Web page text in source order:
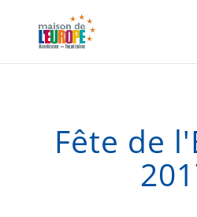
Fête de